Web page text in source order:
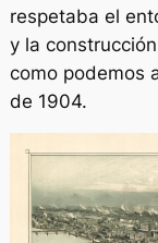
respetaba el
y la
como podemos
de 1904.